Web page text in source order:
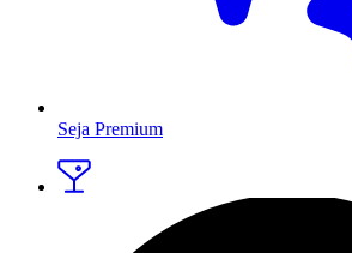
Seja Premium